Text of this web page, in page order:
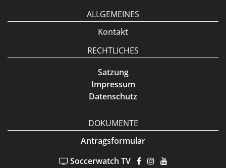
ALLGEMEINES
Kontakt
RECHTLICHES
Satzung
Impressum
Datenschutz
DOKUMENTE
Antragsformular
Soccerwatch TV